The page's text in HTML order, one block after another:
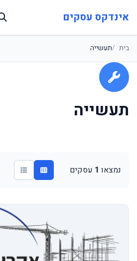
אינדקס עסקים
בית תעשייה
תעשייה
נמצאו 1 עסקים